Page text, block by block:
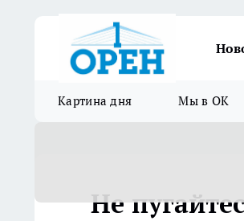
Картина дня Мы в ОК
Не